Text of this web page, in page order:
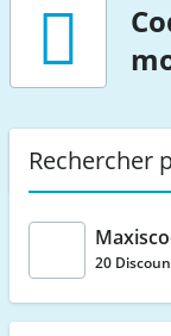
Rechercher
20